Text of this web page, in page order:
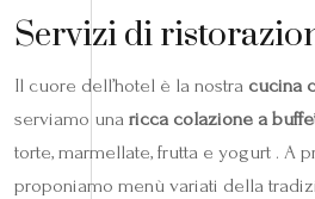
Servizi di
Il cuore dell’hotel è la nostra cucina
serviamo una ricca colazione a
torte, marmellate, frutta e yogurt . A
proponiamo menù variati della